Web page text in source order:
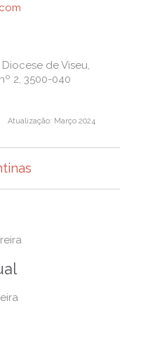
de Viseu,
2, 3500-040
Atualização: Março 2024